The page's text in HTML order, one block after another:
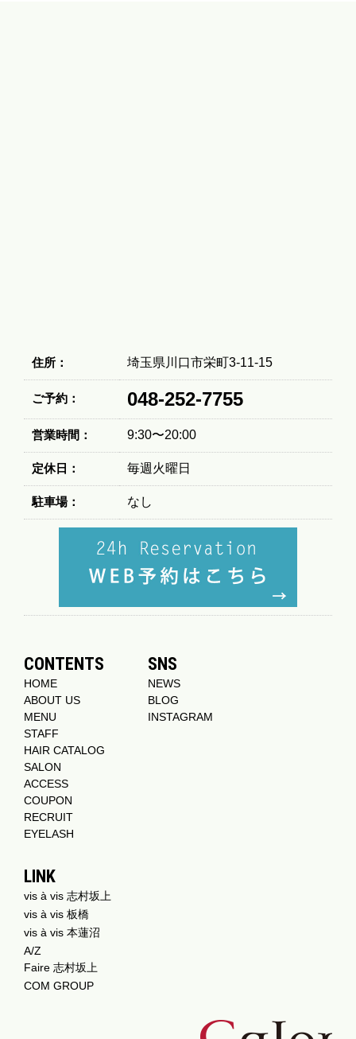
住所： 埼玉県川口市栄町3-11-15
ご予約： 048-252-7755
営業時間： 9:30〜20:00
定休日： 毎週火曜日
駐車場： なし
CONTENTS
HOME
ABOUT US
MENU
STAFF
HAIR CATALOG
SALON
ACCESS
COUPON
RECRUIT
EYELASH
SNS
NEWS
BLOG
INSTAGRAM
LINK
vis à vis 志村坂上
vis à vis 板橋
vis à vis 本蓮沼
A/Z
Faire 志村坂上
COM GROUP